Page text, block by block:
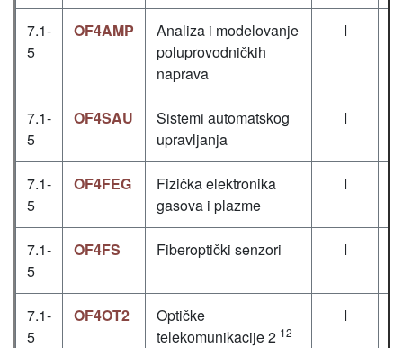
7.1-
5
OF4AMP
Analiza i modelovanje
poluprovodničkih
naprava
I
7.1-
5
OF4SAU
Sistemi automatskog
upravljanja
I
7.1-
5
OF4FEG
Fizička elektronika
gasova i plazme
I
7.1-
5
OF4FS Fiberoptički senzori I
7.1-
5
OF4OT2
Optičke
telekomunikacije 2 12
I